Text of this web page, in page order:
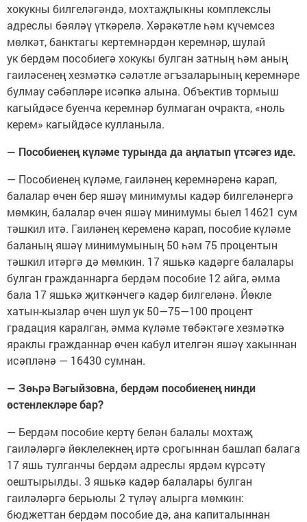
хокукны билгеләгәндә, мохтаҗлыкны комплекслы
адреслы бәяләү үткәрелә. Хәрәкәтле һәм күчемсез
мөлкәт, банктагы кертемнәрдән керемнәр, шулай
ук бердәм пособиегә хокукы булган затның һәм аның
гаиләсенең хезмәткә сәләтле әгъзаларының керемнәре
булмау сәбәпләре исәпкә алына. Объектив тормыш
кагыйдәсе буенча керемнәр булмаган очракта, «ноль
керем» кагыйдәсе кулланыла.
— Пособиенең күләме турында да аңлатып үтсәгез иде.
— Пособиенең күләме, гаиләнең керемнәренә карап,
балалар өчен бер яшәү минимумы кадәр билгеләнергә
мөмкин, балалар өчен яшәү минимумы быел 14621 сум
тәшкил итә. Гаиләнең кеременә карап, пособие күләме
баланың яшәү минимумының 50 һәм 75 процентын
тәшкил итәргә дә мөмкин. 17 яшькә кадәрге балалары
булган гражданнарга бердәм пособие 12 айга, әмма
бала 17 яшькә җиткәнчегә кадәр билгеләнә. Йөкле
хатын-кызлар өчен шул ук 50—75—100 процент
градация каралган, әмма күләме төбәктәге хезмәткә
яраклы гражданнар өчен кабул ителгән яшәү хакыннан
исәпләнә — 16430 сумнан.
— Зөһрә Вәгыйзовна, бердәм пособиенең нинди
өстенлекләре бар?
— Бердәм пособие кертү белән балалы мохтаҗ
гаиләләргә йөклелекнең иртә срогыннан башлап балага
17 яшь тулганчы бердәм адреслы ярдәм күрсәтү
оештырылды. 3 яшькә кадәр балалары булган
гаиләләргә берьюлы 2 түләү алырга мөмкин:
бюджеттан бердәм пособие дә, ана капиталыннан